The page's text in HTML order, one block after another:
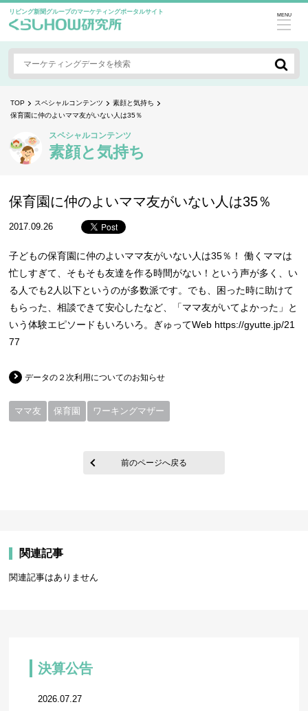
リビング新聞グループのマーケティングポータルサイト MENU
TOP スペシャルコンテンツ
素顔と気持ち
保育園に仲のよいママ友がいない人は35％
スペシャルコンテンツ
素顔と気持ち
保育園に仲のよいママ友がいない人は35％
2017.09.26
子どもの保育園に仲のよいママ友がいない人は35％！ 働くママは
忙しすぎて、そもそも友達を作る時間がない！という声が多く、い
る人でも2人以下というのが多数派です。でも、困った時に助けて
もらった、相談できて安心したなど、「ママ友がいてよかった」と
いう体験エピソードもいろいろ。ぎゅってWeb https://gyutte.jp/21
77
データの２次利用についてのお知らせ
ママ友 保育園 ワーキングマザー
前のページへ戻る
関連記事
関連記事はありません
決算公告
2026.07.27